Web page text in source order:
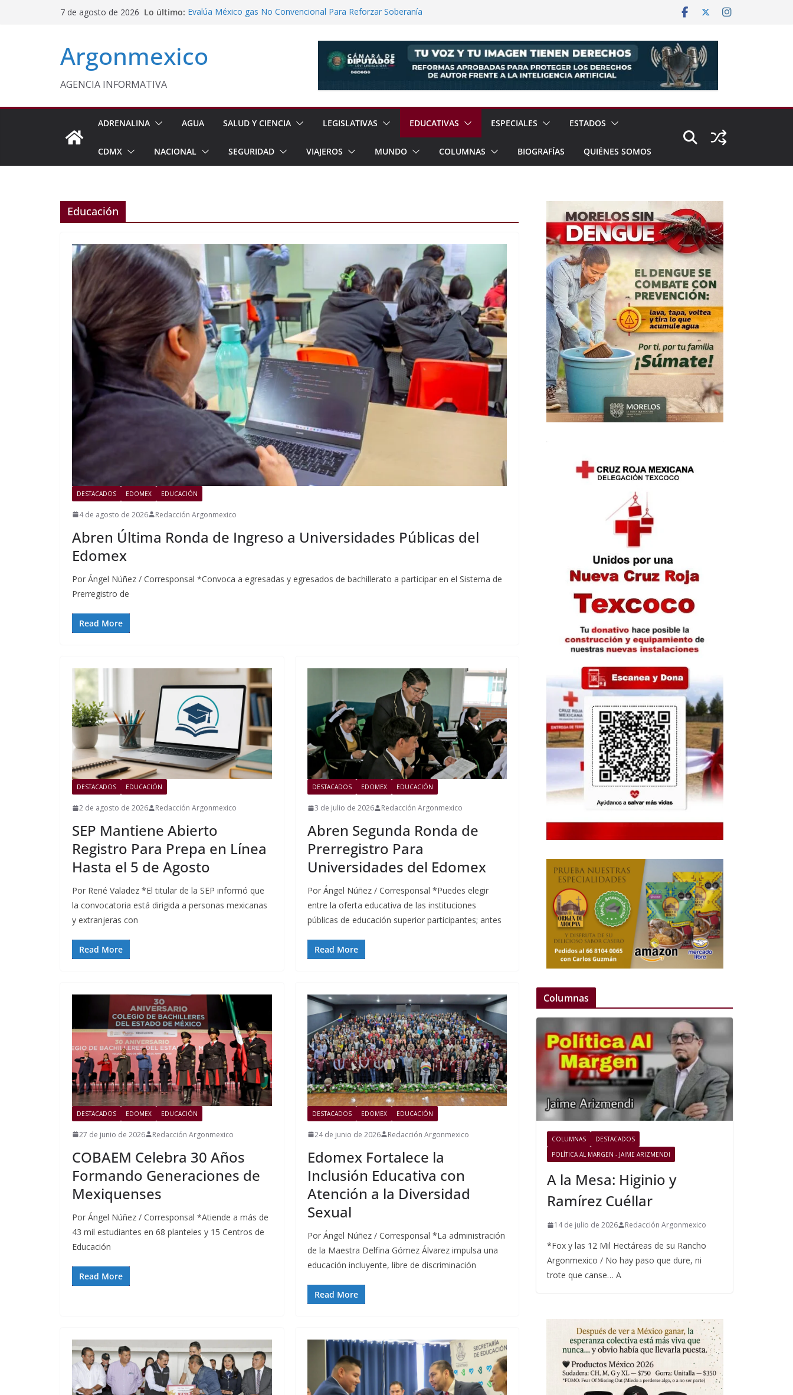
7 de agosto de 2026 Lo último: Evalúa México gas No Convencional Para Reforzar Soberanía
Texcoco Fortalece Prestaciones de Trabajadores del
Aseguran Casi 10 Millones de Cigarrillos Apócrifos en
Michoacán
Argonmexico
AGENCIA INFORMATIVA
ADRENALINA AGUA SALUD Y CIENCIA LEGISLATIVAS EDUCATIVAS ESPECIALES ESTADOS
CDMX NACIONAL SEGURIDAD VIAJEROS MUNDO COLUMNAS BIOGRAFÍAS QUIÉNES SOMOS
Educación
DESTACADOS EDOMEX EDUCACIÓN
4 de agosto de 2026 Redacción Argonmexico
Abren Última Ronda de Ingreso a Universidades Públicas del
Edomex
Por Ángel Núñez / Corresponsal *Convoca a egresadas y egresados de bachillerato a participar en el Sistema de
Prerregistro de
Read More
DESTACADOS EDUCACIÓN
2 de agosto de 2026 Redacción Argonmexico
SEP Mantiene Abierto
Registro Para Prepa en Línea
Hasta el 5 de Agosto
Por René Valadez *El titular de la SEP informó que
la convocatoria está dirigida a personas mexicanas
y extranjeras con
Read More
DESTACADOS EDOMEX EDUCACIÓN
3 de julio de 2026 Redacción Argonmexico
Abren Segunda Ronda de
Prerregistro Para
Universidades del Edomex
Por Ángel Núñez / Corresponsal *Puedes elegir
entre la oferta educativa de las instituciones
públicas de educación superior participantes; antes
Read More
DESTACADOS EDOMEX EDUCACIÓN
27 de junio de 2026 Redacción Argonmexico
COBAEM Celebra 30 Años
Formando Generaciones de
Mexiquenses
Por Ángel Núñez / Corresponsal *Atiende a más de
43 mil estudiantes en 68 planteles y 15 Centros de
Educación
Read More
DESTACADOS EDOMEX EDUCACIÓN
24 de junio de 2026 Redacción Argonmexico
Edomex Fortalece la
Inclusión Educativa con
Atención a la Diversidad
Sexual
Por Ángel Núñez / Corresponsal *La administración
de la Maestra Delfina Gómez Álvarez impulsa una
educación incluyente, libre de discriminación
Read More
Columnas
COLUMNAS
DESTACADOS
POLÍTICA AL MARGEN - JAIME ARIZMENDI
A la Mesa: Higinio y
Ramírez Cuéllar
14 de julio de 2026 Redacción Argonmexico
*Fox y las 12 Mil Hectáreas de su Rancho
Argonmexico / No hay paso que dure, ni
trote que canse… A